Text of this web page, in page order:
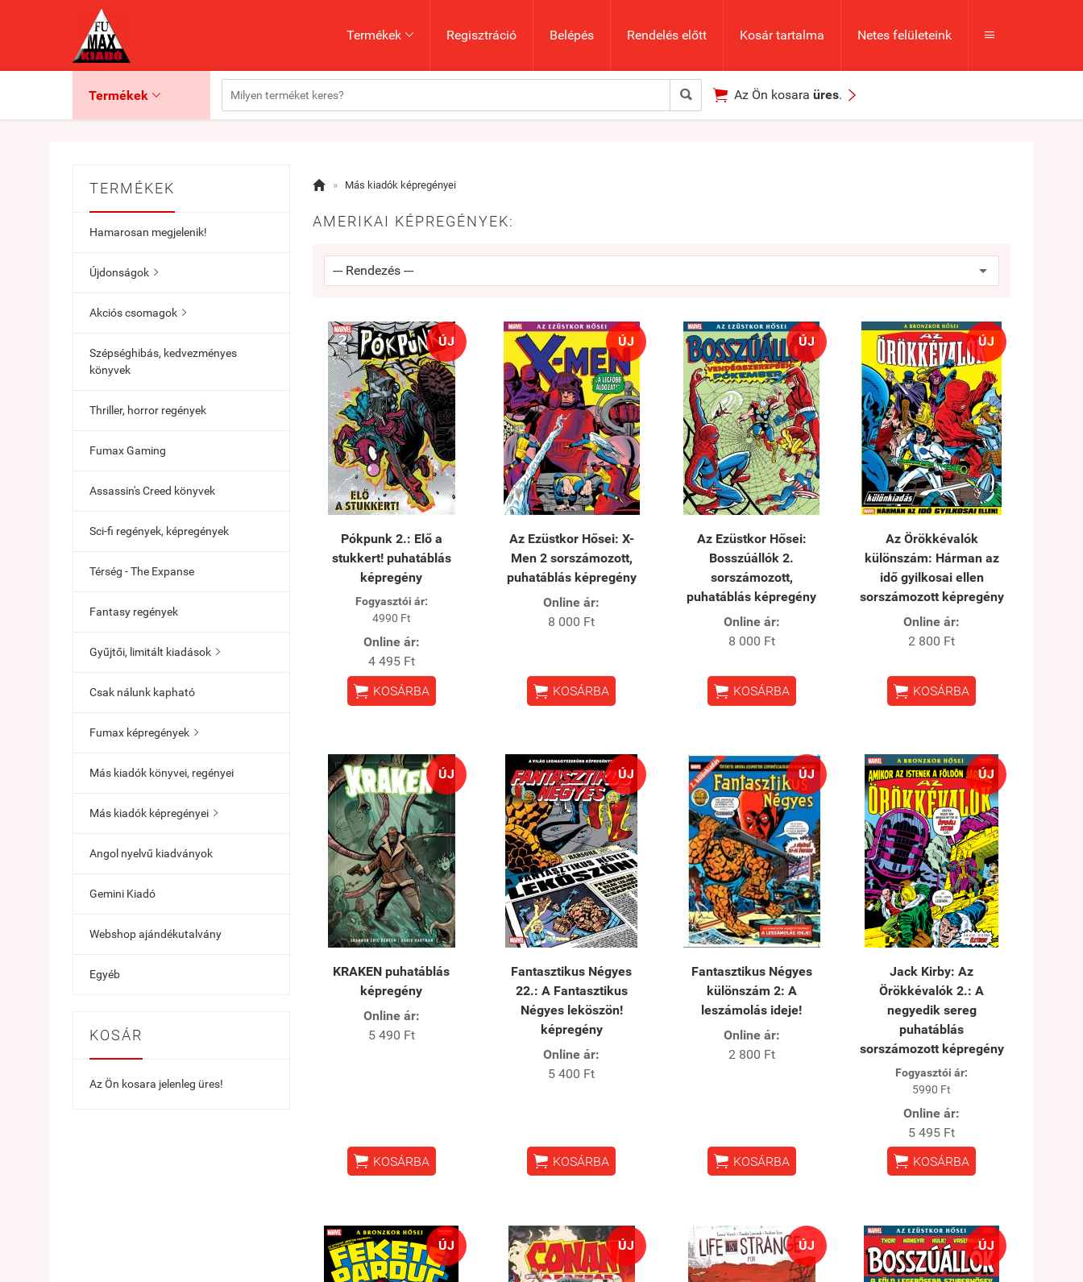
Termékek  Regisztráció Belépés Rendelés előtt Kosár tartalma Netes felületeink 
Termékek    Az Ön kosara üres. 
TERMÉKEK
Hamarosan megjelenik!
Újdonságok 
Akciós csomagok 
Szépséghibás, kedvezményes
könyvek
Thriller, horror regények
Fumax Gaming
Assassin's Creed könyvek
Sci-fi regények, képregények
Térség - The Expanse
Fantasy regények
Gyűjtői, limitált kiadások 
Csak nálunk kapható
Fumax képregények 
Más kiadók könyvei, regényei
Más kiadók képregényei 
Angol nyelvű kiadványok
Gemini Kiadó
Webshop ajándékutalvány
Egyéb
KOSÁR
Az Ön kosara jelenleg üres!
 » Más kiadók képregényei
AMERIKAI KÉPREGÉNYEK:
ÚJ
Pókpunk 2.: Elő a
stukkert! puhatáblás
képregény
Fogyasztói ár:
4990 Ft
Online ár:
4 495 Ft
 KOSÁRBA
ÚJ
Az Ezüstkor Hősei: X-
Men 2 sorszámozott,
puhatáblás képregény
Online ár:
8 000 Ft
 KOSÁRBA
ÚJ
Az Ezüstkor Hősei:
Bosszúállók 2.
sorszámozott,
puhatáblás képregény
Online ár:
8 000 Ft
 KOSÁRBA
ÚJ
Az Örökkévalók
különszám: Hárman az
idő gyilkosai ellen
sorszámozott képregény
Online ár:
2 800 Ft
 KOSÁRBA
ÚJ
KRAKEN puhatáblás
képregény
Online ár:
5 490 Ft
 KOSÁRBA
ÚJ
Fantasztikus Négyes
22.: A Fantasztikus
Négyes leköszön!
képregény
Online ár:
5 400 Ft
 KOSÁRBA
ÚJ
Fantasztikus Négyes
különszám 2: A
leszámolás ideje!
Online ár:
2 800 Ft
 KOSÁRBA
ÚJ
Jack Kirby: Az
Örökkévalók 2.: A
negyedik sereg
puhatáblás
sorszámozott képregény
Fogyasztói ár:
5990 Ft
Online ár:
5 495 Ft
 KOSÁRBA
ÚJ ÚJ ÚJ ÚJ